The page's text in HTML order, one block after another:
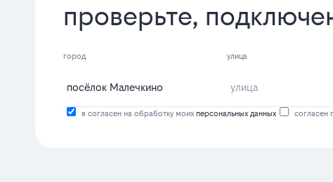
проверьте,
город улица
я согласен на обработку моих персональных данных согласен